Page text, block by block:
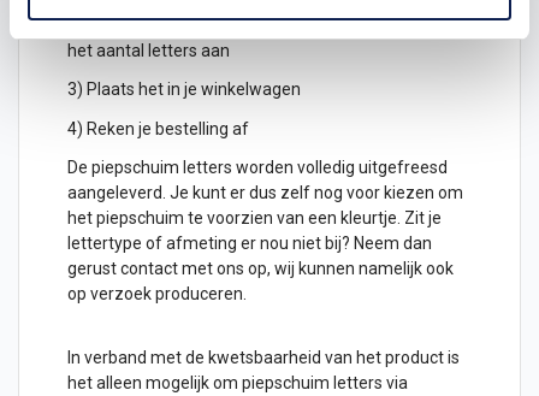
2) Hoeveel piepschuim letters wil je ontvangen? geef
het aantal letters aan
3) Plaats het in je winkelwagen
4) Reken je bestelling af
De piepschuim letters worden volledig uitgefreesd
aangeleverd. Je kunt er dus zelf nog voor kiezen om
het piepschuim te voorzien van een kleurtje. Zit je
lettertype of afmeting er nou niet bij? Neem dan
gerust contact met ons op, wij kunnen namelijk ook
op verzoek produceren.
In verband met de kwetsbaarheid van het product is
het alleen mogelijk om piepschuim letters via